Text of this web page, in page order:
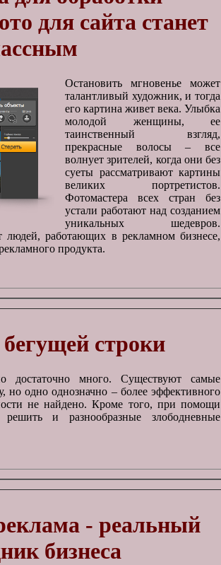
для сайта станет
Остановить мгновенье может
талантливый художник, и тогда
его картина живет века. Улыбка
молодой женщины, ее
таинственный взгляд,
прекрасные волосы – все
волнует зрителей, когда они без
суеты рассматривают картины
великих портретистов.
Фотомастера всех стран без
устали работают над созданием
уникальных шедевров.
работающих в рекламном бизнесе,
продукта.
строки
достаточно много. Существуют самые
но одно однозначно – более эффективного
не найдено. Кроме того, при помощи
и разнообразные злободневные
- реальный
бизнеса